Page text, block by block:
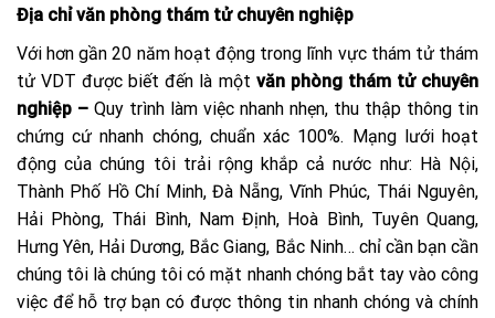
Địa chỉ văn phòng thám tử chuyên nghiệp
Với hơn gần 20 năm hoạt động trong lĩnh vực thám tử thám
tử VDT được biết đến là một văn phòng thám tử chuyên
nghiệp – Quy trình làm việc nhanh nhẹn, thu thập thông tin
chứng cứ nhanh chóng, chuẩn xác 100%. Mạng lưới hoạt
động của chúng tôi trải rộng khắp cả nước như: Hà Nội,
Thành Phố Hồ Chí Minh, Đà Nẵng, Vĩnh Phúc, Thái Nguyên,
Hải Phòng, Thái Bình, Nam Định, Hoà Bình, Tuyên Quang,
Hưng Yên, Hải Dương, Bắc Giang, Bắc Ninh… chỉ cần bạn cần
chúng tôi là chúng tôi có mặt nhanh chóng bắt tay vào công
việc để hỗ trợ bạn có được thông tin nhanh chóng và chính